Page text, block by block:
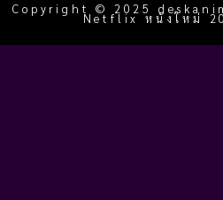
Copyright © 2025
Netflix หนังใหม่